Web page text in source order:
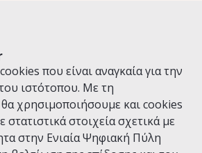
που είναι αναγκαία για την
ιστότοπου. Με τη
χρησιμοποιήσουμε και cookies
στατιστικά στοιχεία σχετικά με
στην Ενιαία Ψηφιακή Πύλη
Υπουργείο Ψηφιακής